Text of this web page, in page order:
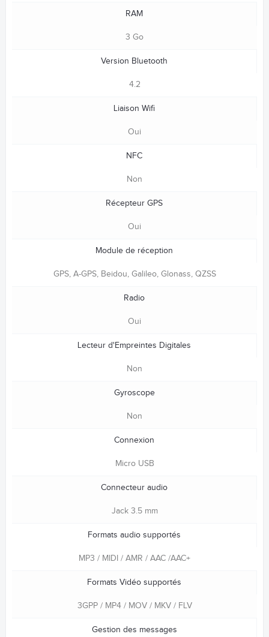
RAM
3 Go
Version Bluetooth
4.2
Liaison Wifi
Oui
NFC
Non
Récepteur GPS
Oui
Module de réception
GPS, A-GPS, Beidou, Galileo, Glonass, QZSS
Radio
Oui
Lecteur d'Empreintes Digitales
Non
Gyroscope
Non
Connexion
Micro USB
Connecteur audio
Jack 3.5 mm
Formats audio supportés
MP3 / MIDI / AMR / AAC /AAC+
Formats Vidéo supportés
3GPP / MP4 / MOV / MKV / FLV
Gestion des messages